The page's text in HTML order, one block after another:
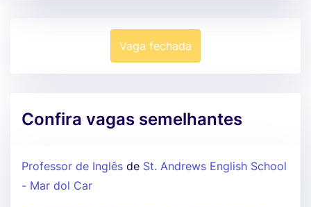
Vaga fechada
Confira vagas semelhantes
Professor de Inglês de St. Andrews English School
- Mar dol Car